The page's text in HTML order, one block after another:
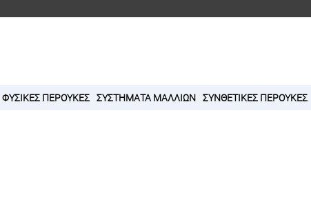
ΦΥΣΙΚΕΣ ΠΕΡΟΥΚΕΣ ΣΥΣΤΗΜΑΤΑ ΜΑΛΛΙΩΝ ΣΥΝΘΕΤΙΚΕΣ ΠΕΡΟΥΚΕΣ